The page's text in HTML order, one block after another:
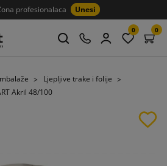
profesionalaca Unesi
0 0
Ljepljive trake i folije
Akril 48/100